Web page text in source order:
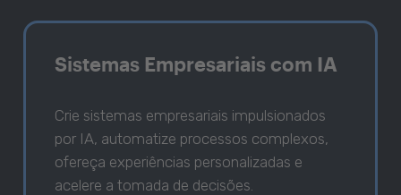
Sistemas Empresariais com IA
Crie sistemas empresariais impulsionados
por IA, automatize processos complexos,
ofereça experiências personalizadas e
acelere a tomada de decisões.